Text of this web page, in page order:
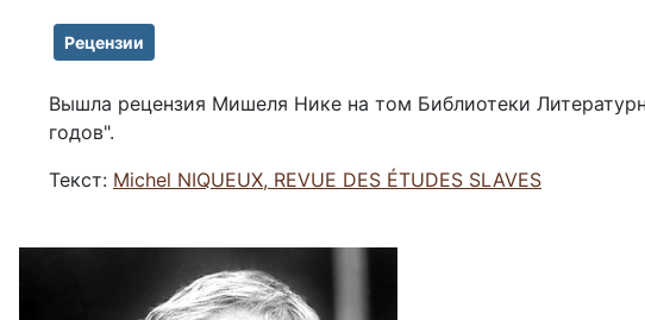
Рецензии
Вышла рецензия Мишеля Нике на том Библиотеки
годов".
Текст: Michel NIQUEUX, REVUE DES ÉTUDES SLAVES